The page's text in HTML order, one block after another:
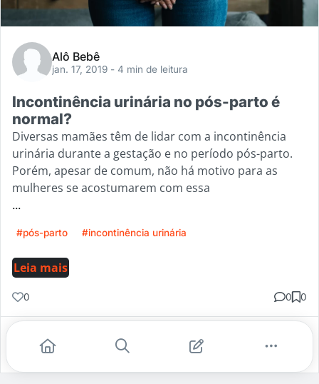
Alô Bebê
jan. 17, 2019 - 4 min de leitura
Incontinência urinária no pós-parto é
normal?
Diversas mamães têm de lidar com a incontinência
urinária durante a gestação e no período pós-parto.
Porém, apesar de comum, não há motivo para as
mulheres se acostumarem com essa
...
#pós-parto #incontinência urinária
Leia mais
0 0 0
Gostei Comentar Salvar